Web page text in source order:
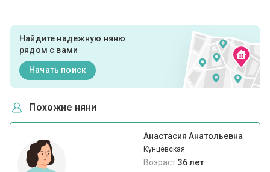
Найдите надежную няню
рядом с вами
Начать поиск
Похожие няни
Анастасия Анатольевна
Кунцевская
Возраст:36 лет